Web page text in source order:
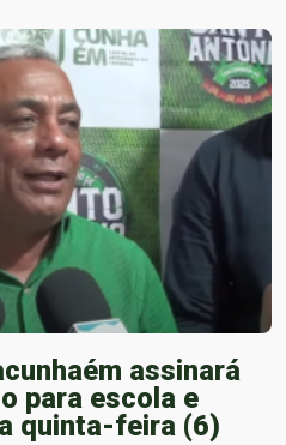
assinará
para escola e
quinta-feira (6)